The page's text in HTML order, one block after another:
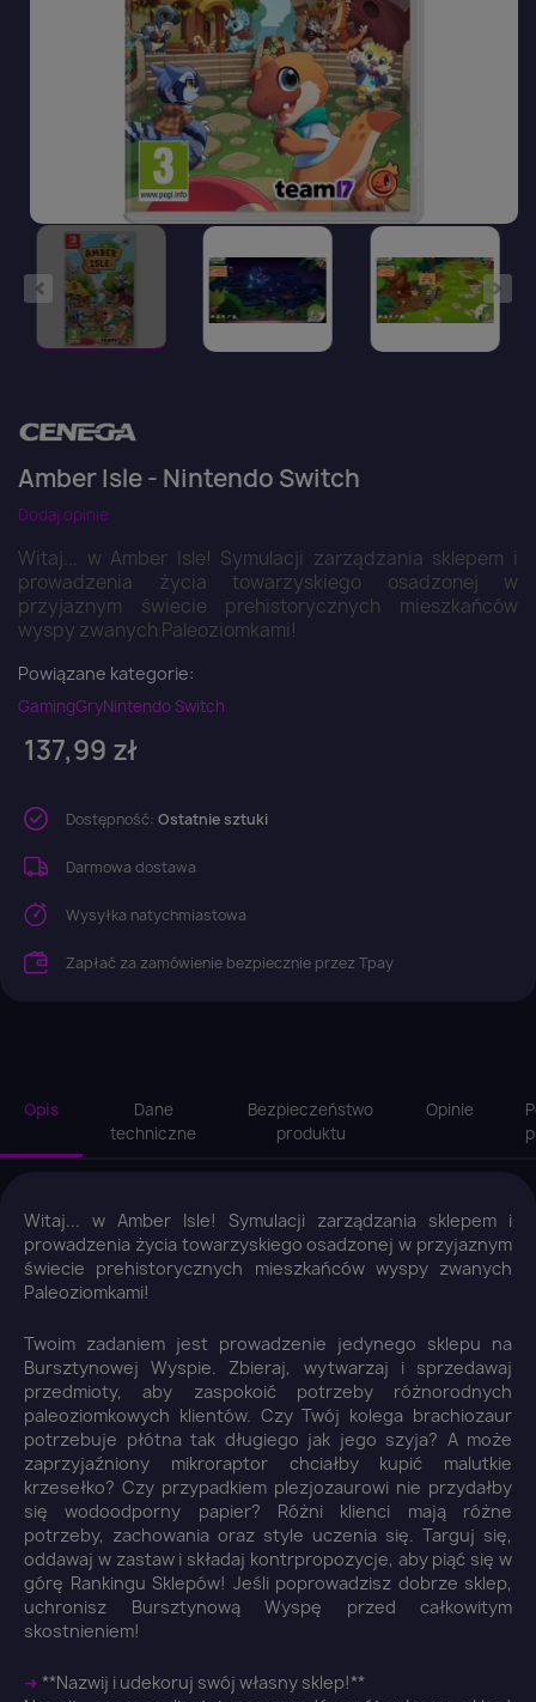
Amber Isle - Nintendo Switch
Dodaj opinie
Witaj... w Amber Isle! Symulacji zarządzania sklepem i
prowadzenia życia towarzyskiego osadzonej w
przyjaznym świecie prehistorycznych mieszkańców
wyspy zwanych Paleoziomkami!
Powiązane kategorie:
GamingGryNintendo Switch
137,99 zł
Dostępność: Ostatnie sztuki
Darmowa dostawa
Wysyłka natychmiastowa
Zapłać za zamówienie bezpiecznie przez Tpay
Opis
Dane
techniczne
Bezpieczeństwo
produktu
Opinie
Witaj... w Amber Isle! Symulacji zarządzania sklepem i
prowadzenia życia towarzyskiego osadzonej w przyjaznym
świecie prehistorycznych mieszkańców wyspy zwanych
Paleoziomkami!
Twoim zadaniem jest prowadzenie jedynego sklepu na
Bursztynowej Wyspie. Zbieraj, wytwarzaj i sprzedawaj
przedmioty, aby zaspokoić potrzeby różnorodnych
paleoziomkowych klientów. Czy Twój kolega brachiozaur
potrzebuje płótna tak długiego jak jego szyja? A może
zaprzyjaźniony mikroraptor chciałby kupić malutkie
krzesełko? Czy przypadkiem plezjozaurowi nie przydałby
się wodoodporny papier? Różni klienci mają różne
potrzeby, zachowania oraz style uczenia się. Targuj się,
oddawaj w zastaw i składaj kontrpropozycje, aby piąć się w
górę Rankingu Sklepów! Jeśli poprowadzisz dobrze sklep,
uchronisz Bursztynową Wyspę przed całkowitym
skostnieniem!
➜ **Nazwij i udekoruj swój własny sklep!**